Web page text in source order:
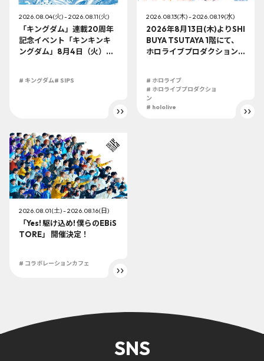
2026.08.04(火) - 2026.08.11(火)
「キングダム」連載20周年
記念イベント「キンキンキ
ングダム」8月4日（火）よ
# キングダム# SIPS
2026.08.13(木) - 2026.08.19(水)
2026年8月13日(木)よりSHI
BUYA TSUTAYA 1階にて、
ホロライブプロダクション
# ホロライブ
# ホロライブプロダクショ
ン
# hololive
2026.08.01(土) - 2026.08.16(日)
「Yes! 駆け込め! 僕らのEBiS
TORE」 開催決定！
# コラボレーションカフェ
SNS